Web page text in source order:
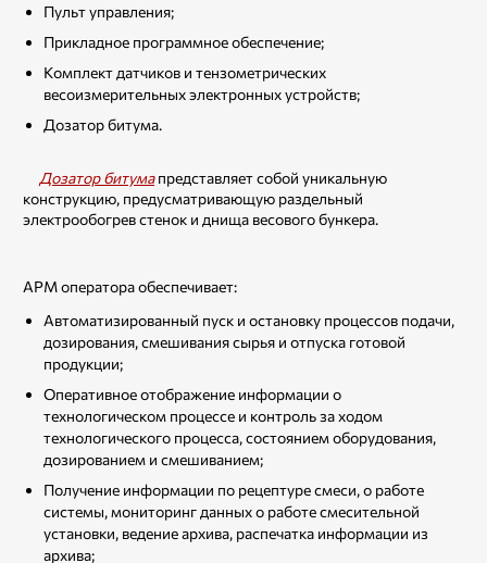
Пульт управления;
Прикладное программное обеспечение;
Комплект датчиков и тензометрических
весоизмерительных электронных устройств;
Дозатор битума.
Дозатор битумапредставляет собой уникальную
конструкцию, предусматривающую раздельный
электрообогрев стенок и днища весового бункера.
АРМ оператора обеспечивает:
Автоматизированный пуск и остановку процессов подачи,
дозирования, смешивания сырья и отпуска готовой
продукции;
Оперативное отображение информации о
технологическом процессе и контроль за ходом
технологического процесса, состоянием оборудования,
дозированием и смешиванием;
Получение информации по рецептуре смеси, о работе
системы, мониторинг данных о работе смесительной
установки, ведение архива, распечатка информации из
архива;